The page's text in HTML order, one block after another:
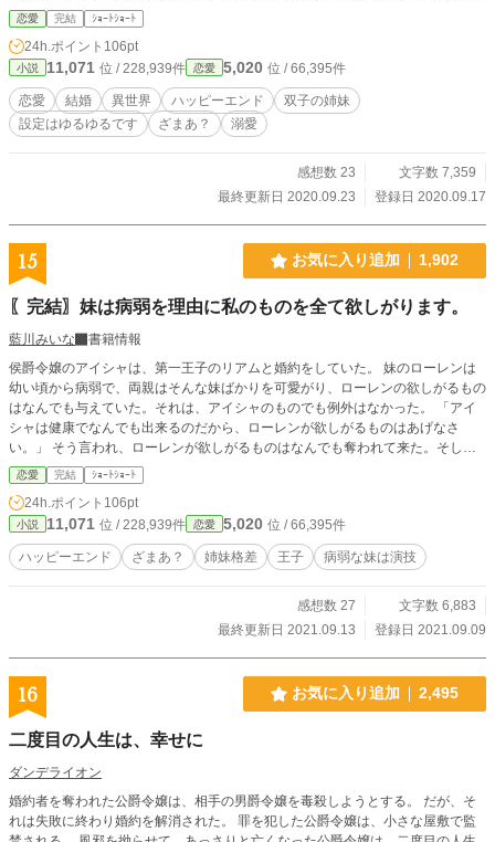
恋愛 完結 ｼｮｰﾄｼｮｰﾄ
24h.ポイント 106pt
小説 11,071 位 / 228,939件 恋愛 5,020 位 / 66,395件
恋愛 結婚 異世界 ハッピーエンド
双子の姉妹
設定はゆるゆるです
ざまあ？ 溺愛
感想数 23
文字数 7,359
最終更新日 2020.09.23
登録日 2020.09.17
15 お気に入り追加 1,902
〖完結〗妹は病弱を理由に私のものを全て欲しがります。
藍川みいな
書籍情報
侯爵令嬢のアイシャは、第一王子のリアムと婚約をしていた。 妹のローレンは
幼い頃から病弱で、両親はそんな妹ばかりを可愛がり、ローレンの欲しがるもの
はなんでも与えていた。それは、アイシャのものでも例外はなかった。 「アイ
シャは健康でなんでも出来るのだから、ローレンが欲しがるものはあげなさ
い。」 そう言われ、ローレンが欲しがるものはなんでも奪われて来た。そし
て、ローレンはアイシャの婚約者であるリアム王子をも欲しがった。 「お願
い、お姉様。リアム王子が好きなの。だから、私にちょうだい。」 ローレンが
欲しがる事は分かっていた、そして両親も、 「ローレンは身体が弱いのだか
ら、婚約者を譲りなさい。」 と、いつもどおりの反応。 ローレンは病弱でも何
でもありません。演技が上手いだけです。 設定ゆるゆるの架空の世界のお話で
す。 全6話で完結になります。
恋愛 完結 ｼｮｰﾄｼｮｰﾄ
24h.ポイント 106pt
小説 11,071 位 / 228,939件 恋愛 5,020 位 / 66,395件
ハッピーエンド ざまあ？ 姉妹格差 王子 病弱な妹は演技
感想数 27
文字数 6,883
最終更新日 2021.09.13
登録日 2021.09.09
16 お気に入り追加 2,495
二度目の人生は、幸せに
ダンデライオン
婚約者を奪われた公爵令嬢は、相手の男爵令嬢を毒殺しようとする。 だが、そ
れは失敗に終わり婚約を解消された。 罪を犯した公爵令嬢は、小さな屋敷で監